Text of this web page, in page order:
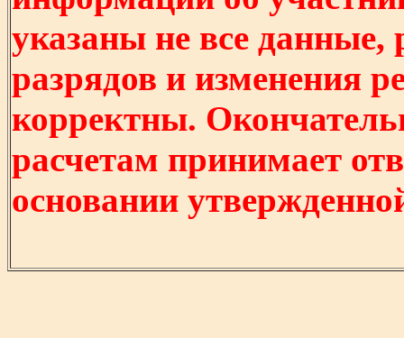
указаны не все
разрядов и изменения
корректны.
расчетам принимает
основании